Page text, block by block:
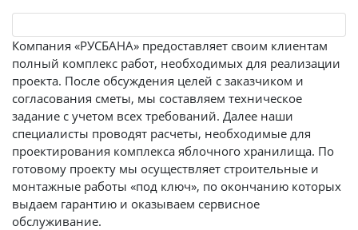
Компания «РУСБАНА» предоставляет своим клиентам
полный комплекс работ, необходимых для реализации
проекта. После обсуждения целей с заказчиком и
согласования сметы, мы составляем техническое
задание с учетом всех требований. Далее наши
специалисты проводят расчеты, необходимые для
проектирования комплекса яблочного хранилища. По
готовому проекту мы осуществляет строительные и
монтажные работы «под ключ», по окончанию которых
выдаем гарантию и оказываем сервисное
обслуживание.